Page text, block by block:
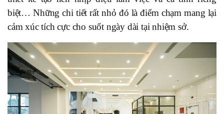
biệt… Những chi tiết rất nhỏ đó là điểm chạm mang lại
cảm xúc tích cực cho suốt ngày dài tại nhiệm sở.